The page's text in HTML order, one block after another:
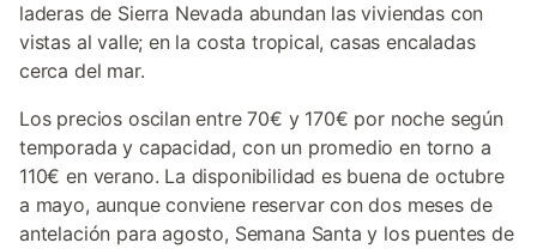
laderas de Sierra Nevada abundan las viviendas con
vistas al valle; en la costa tropical, casas encaladas
cerca del mar.
Los precios oscilan entre 70€ y 170€ por noche según
temporada y capacidad, con un promedio en torno a
110€ en verano. La disponibilidad es buena de octubre
a mayo, aunque conviene reservar con dos meses de
antelación para agosto, Semana Santa y los puentes de